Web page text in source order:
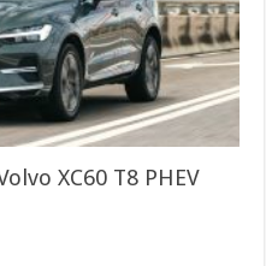
XC60 T8 PHEV